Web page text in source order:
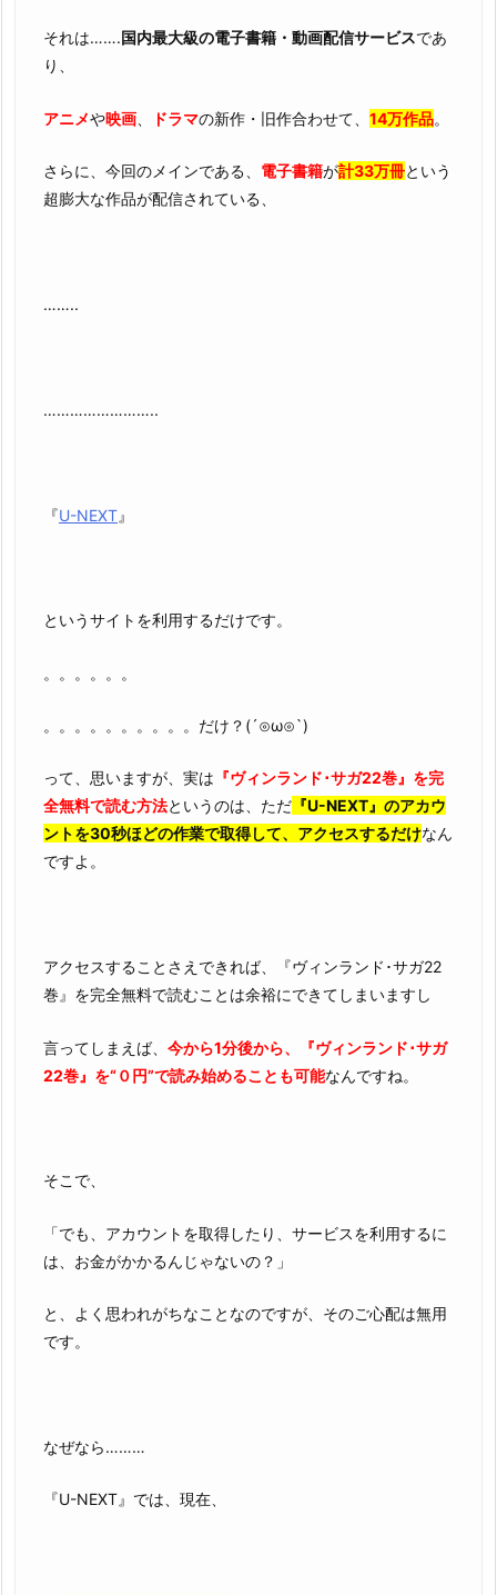
それは…….国内最大級の電子書籍・動画配信サービスであ
り、
アニメや映画 ドラマの新作・旧作合わせて、 14万作品。
さらに、今回のメインである、 電子書籍が計33万冊という
超膨大な作品が配信されている、
……..
……………………..
『U-NEXT』
というサイトを利用するだけです。
。。。。。。
。。。。。。。。。。だけ？(´⊙ω⊙`)
って、思いますが、実は 『ヴィンランド･サガ22巻』を完
全無料で読む方法というのは、ただ 『U-NEXT』のアカウ
ントを30秒ほどの作業で取得して、アクセスするだけなん
ですよ。
アクセスすることさえできれば、『ヴィンランド･サガ22
巻』を完全無料で読むことは余裕にできてしまいますし
言ってしまえば、 今から1分後から、『ヴィンランド･サガ
22巻』を“０円”で読み始めることも可能なんですね。
そこで、
「でも、アカウントを取得したり、サービスを利用するに
は、お金がかかるんじゃないの？」
と、よく思われがちなことなのですが、そのご心配は無用
です。
なぜなら………
『U-NEXT』では、現在、